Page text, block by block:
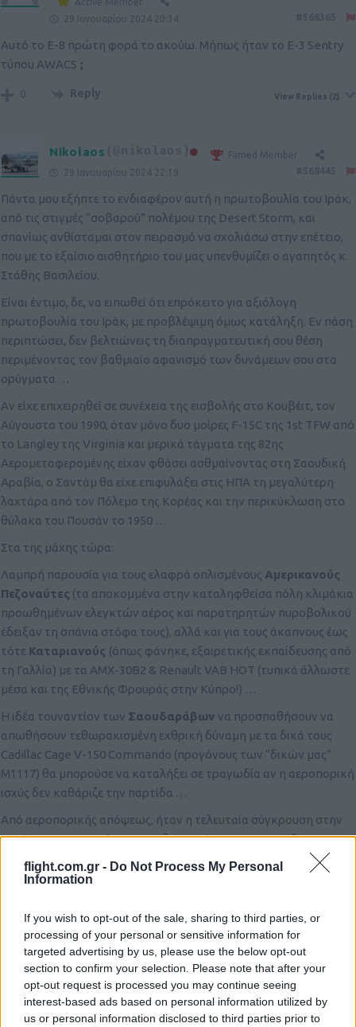
flight.com.gr - Do Not Process My Personal
Information
If you wish to opt-out of the sale, sharing to third parties, or
processing of your personal or sensitive information for
targeted advertising by us, please use the below opt-out
section to confirm your selection. Please note that after your
opt-out request is processed you may continue seeing
interest-based ads based on personal information utilized by
us or personal information disclosed to third parties prior to
29 Ιανουαρίου 2024 20:34
Αυτό το Ε-8 πρώτη φορά το ακούω. Μήπως ήταν το Ε-3 Sentry
τύπου AWACS ;
0 Reply View Replies (2)
Nikolaos (@nikolaos)
Famed Member
29 Ιανουαρίου 2024 22:19
Πάντα μου εξήπτε το ενδιαφέρον αυτή η πρωτοβουλία του Ιράκ,
από τις στιγμές “σοβαρού” πολέμου της Desert Storm, και
σπανίως ανθίσταμαι στον πειρασμό να σχολιάσω στην επέτειο,
που με το εξαίσιο αισθητήριο του μας υπενθυμίζει ο αγαπητός κ.
Στάθης Βασιλείου.
Είναι έντιμο, δε, να ειπωθεί ότι επρόκειτο για αξιόλογη
πρωτοβουλία του Ιράκ, με προβλέψιμη όμως κατάληξη. Εν πάση
περιπτώσει, δεν βελτιώνεις τη διαπραγματευτική σου θέση
περιμένοντας τον βαθμιαίο αφανισμό των δυνάμεων σου στα
ορύγματα …
Αν είχε επιχειρηθεί σε συνέχεια της εισβολής στο Κουβέιτ, τον
Αύγουστο του 1990, όταν μόνο δυο μοίρες F-15C της 1st TFW από
το Langley της Virginia και μερικά τάγματα της 82ης
Αερομεταφερομένης είχαν φθάσει ασθμαίνοντας στη Σαουδική
Αραβία, ο Σαντάμ θα είχε επιφυλάξει στις ΗΠΑ τη μεγαλύτερη
λαχτάρα από τον Πόλεμο της Κορέας και την περικύκλωση στο
θύλακα του Πουσάν το 1950 …
Στα της μάχης τώρα:
Λαμπρή παρουσία για τους ελαφρά οπλισμένους Αμερικανούς
Πεζοναύτες (τα αποκομμένα στην καταληφθείσα πόλη κλιμάκια
προωθημένων ελεγκτών αέρος και παρατηρητών πυροβολικού
έδειξαν τη σπάνια στόφα τους), αλλά και για τους άκαπνους έως
τότε Καταριανούς (όπως φάνηκε, εξαιρετικής εκπαίδευσης από
τη Γαλλία) με τα ΑΜΧ-30Β2 & Renault VAB HOT (τυπικά άλλωστε
μέσα και της Εθνικής Φρουράς στην Κύπρο!) …
Η ιδέα τουναντίον των Σαουδαράβων να προσπαθήσουν να
απωθήσουν τεθωρακισμένη εχθρική δύναμη με τα δικά τους
Cadillac Cage V-150 Commando (προγόνους των “δικών μας”
Μ1117) θα μπορούσε να καταλήξει σε τραγωδία αν η αεροπορική
ισχύς δεν καθάριζε την παρτίδα …
Από αεροπορικής απόψεως, ήταν η τελευταία σύγκρουση στην
οποία ταΑ-6 Intruderτων Πεζοναυτών χρησιμοποιήθηκαν για
εγγύς αεροπορική υποστήριξη (είχε γίνει και στο Βιετνάμ, αν και
συνηθέστερα πετούσαν κατά του Βορρά λόγω των προσόντων
σαουδαραβικής πόλης με το κλασικό τους όπλο (Mk.82 Snakeye
επιβραδυνόμενες).
Επιβεβαιώθηκε έτσι εκ νέου το πάγιο δόγμα του Σώματος, κατά
το οποίο όταν ένας έστω πεζικάριος κινδυνεύει, η χρήση του
ημέρας/νύκτας, παντός καιρού υπερόπλου κρούσεως A-6E TRAM
Intruder θα γίνει με τους όρους ενός OV-10 Bronco, σε up, close